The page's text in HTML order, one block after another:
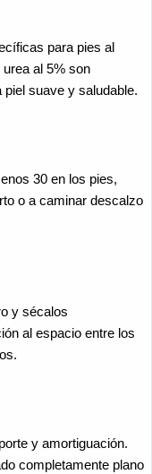
para pies al
al 5% son
suave y saludable.
30 en los pies,
o a caminar descalzo
y sécalos
al espacio entre los
y amortiguación.
completamente plano